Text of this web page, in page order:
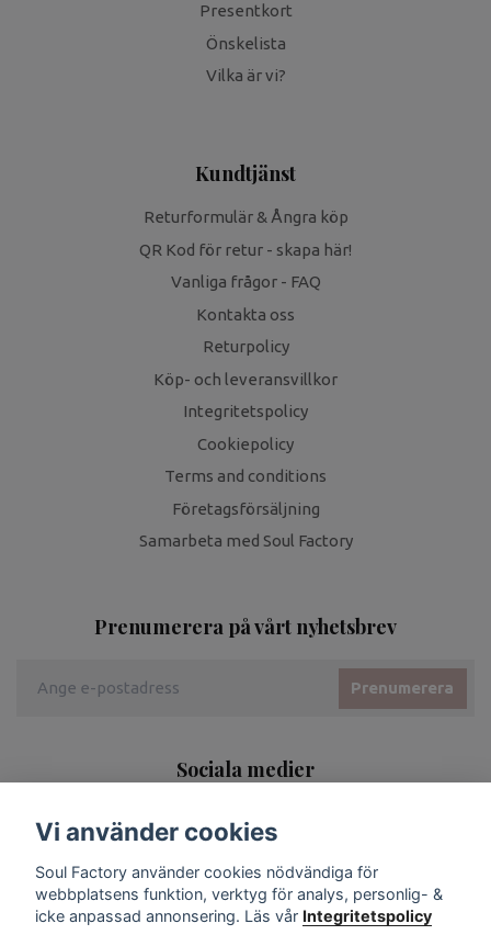
Presentkort
Önskelista
Vilka är vi?
Kundtjänst
Returformulär & Ångra köp
QR Kod för retur - skapa här!
Vanliga frågor - FAQ
Kontakta oss
Returpolicy
Köp- och leveransvillkor
Integritetspolicy
Cookiepolicy
Terms and conditions
Företagsförsäljning
Samarbeta med Soul Factory
Prenumerera på vårt nyhetsbrev
Prenumerera
Sociala medier
Vi använder cookies
Soul Factory använder cookies nödvändiga för
webbplatsens funktion, verktyg för analys, personlig- &
icke anpassad annonsering. Läs vår Integritetspolicy